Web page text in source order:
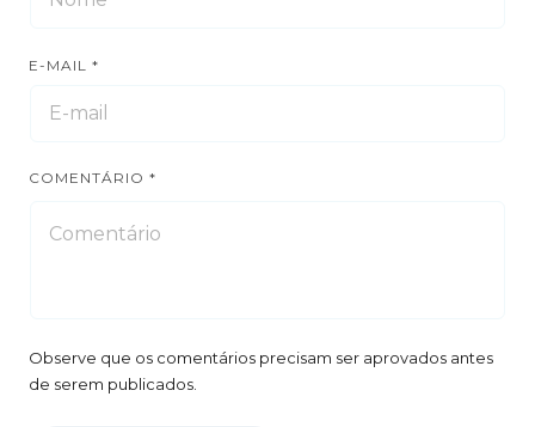
E-MAIL *
COMENTÁRIO *
Observe que os comentários precisam ser aprovados antes
de serem publicados.